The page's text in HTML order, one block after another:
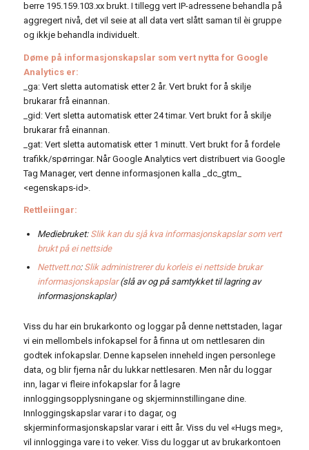
berre 195.159.103.xx brukt. I tillegg vert IP-adressene behandla på
aggregert nivå, det vil seie at all data vert slått saman til èi gruppe
og ikkje behandla individuelt.
Døme på informasjonskapslar som vert nytta for Google
Analytics er:
_ga: Vert sletta automatisk etter 2 år. Vert brukt for å skilje
brukarar frå einannan.
_gid: Vert sletta automatisk etter 24 timar. Vert brukt for å skilje
brukarar frå einannan.
_gat: Vert sletta automatisk etter 1 minutt. Vert brukt for å fordele
trafikk/spørringar. Når Google Analytics vert distribuert via Google
Tag Manager, vert denne informasjonen kalla _dc_gtm_
<egenskaps-id>.
Rettleiingar:
Mediebruket: Slik kan du sjå kva informasjonskapslar som vert
brukt på ei nettside
Nettvett.no: Slik administrerer du korleis ei nettside brukar
informasjonskapslar(slå av og på samtykket til lagring av
informasjonskaplar)
Viss du har ein brukarkonto og loggar på denne nettstaden, lagar
vi ein mellombels infokapsel for å finna ut om nettlesaren din
godtek infokapslar. Denne kapselen inneheld ingen personlege
data, og blir fjerna når du lukkar nettlesaren. Men når du loggar
inn, lagar vi fleire infokapslar for å lagre
innloggingsopplysningane og skjerminnstillingane dine.
Innloggingskapslar varar i to dagar, og
skjerminformasjonskapslar varar i eitt år. Viss du vel «Hugs meg»,
vil innlogginga vare i to veker. Viss du loggar ut av brukarkontoen